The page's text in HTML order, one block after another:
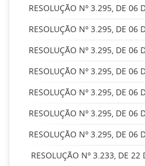
RESOLUÇÃO Nº 3.295, DE 06
RESOLUÇÃO Nº 3.295, DE 06
RESOLUÇÃO Nº 3.295, DE 06
RESOLUÇÃO Nº 3.295, DE 06
RESOLUÇÃO Nº 3.295, DE 06
RESOLUÇÃO Nº 3.295, DE 06
RESOLUÇÃO Nº 3.295, DE 06
RESOLUÇÃO Nº 3.233, DE 22